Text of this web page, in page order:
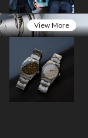
View More